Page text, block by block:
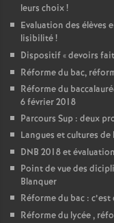
leurs choix!
Evaluation des élèves
lisibilité!
Dispositif «devoirs
Réforme du bac,
Réforme du
6 février 2018
Parcours Sup : deux
Langues et cultures
DNB 2018 et
Point de vue des
Blanquer
Réforme du bac :
Réforme du lycée ,